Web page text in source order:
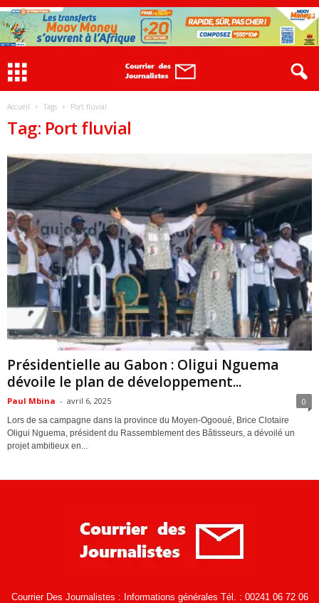
Accueil Tags Port fluvial
Tag: Port fluvial
Présidentielle au Gabon : Oligui Nguema
dévoile le plan de développement...
Paul Mbina - avril 6, 2025 0
Lors de sa campagne dans la province du Moyen-Ogooué, Brice Clotaire
Oligui Nguema, président du Rassemblement des Bâtisseurs, a dévoilé un
projet ambitieux en...
Courrier Des Journalistes : Informations générales Tél. : 00241 06 72 06